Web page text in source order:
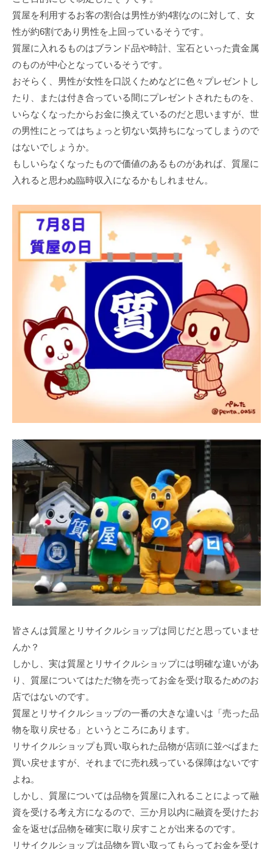
質屋を利用するお客の割合は男性が約4割なのに対して、女
性が約6割であり男性を上回っているそうです。
質屋に入れるものはブランド品や時計、宝石といった貴金属
のものが中心となっているそうです。
おそらく、男性が女性を口説くためなどに色々プレゼントし
たり、または付き合っている間にプレゼントされたものを、
いらなくなったからお金に換えているのだと思いますが、世
の男性にとってはちょっと切ない気持ちになってしまうので
はないでしょうか。
もしいらなくなったもので価値のあるものがあれば、質屋に
入れると思わぬ臨時収入になるかもしれません。
皆さんは質屋とリサイクルショップは同じだと思っていませ
んか？
しかし、実は質屋とリサイクルショップには明確な違いがあ
り、質屋についてはただ物を売ってお金を受け取るためのお
店ではないのです。
質屋とリサイクルショップの一番の大きな違いは「売った品
物を取り戻せる」というところにあります。
リサイクルショップも買い取られた品物が店頭に並べばまた
買い戻せますが、それまでに売れ残っている保障はないです
よね。
しかし、質屋については品物を質屋に入れることによって融
資を受ける考え方になるので、三か月以内に融資を受けたお
金を返せば品物を確実に取り戻すことが出来るのです。
リサイクルショップは品物を買い取ってもらってお金を受け